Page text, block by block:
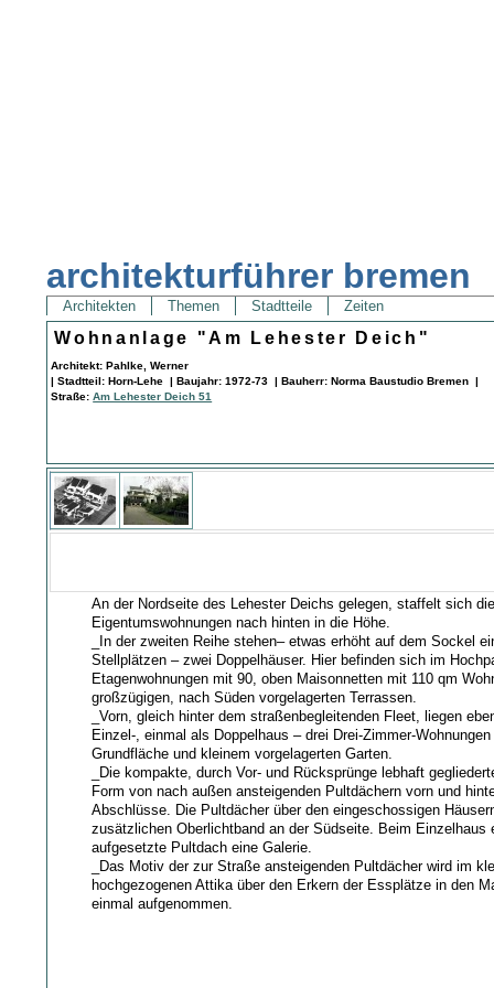
architekturführer bremen
Architekten Themen Stadtteile Zeiten
Wohnanlage "Am Lehester Deich"
Architekt: Pahlke, Werner
| Stadtteil: Horn-Lehe | Baujahr: 1972-73 | Bauherr: Norma Baustudio Bremen |
Straße:Am Lehester Deich 51
An der Nordseite des Lehester Deichs gelegen, staffelt sich
Eigentumswohnungen nach hinten in die Höhe.
_In der zweiten Reihe stehen– etwas erhöht auf dem Sockel
Stellplätzen – zwei Doppelhäuser. Hier befinden sich im
Etagenwohnungen mit 90, oben Maisonnetten mit 110 qm
großzügigen, nach Süden vorgelagerten Terrassen.
_Vorn, gleich hinter dem straßenbegleitenden Fleet, liegen
Einzel-, einmal als Doppelhaus – drei Drei-Zimmer-
Grundfläche und kleinem vorgelagerten Garten.
_Die kompakte, durch Vor- und Rücksprünge lebhaft
Form von nach außen ansteigenden Pultdächern vorn und
Abschlüsse. Die Pultdächer über den eingeschossigen
zusätzlichen Oberlichtband an der Südseite. Beim Einzelhaus
aufgesetzte Pultdach eine Galerie.
_Das Motiv der zur Straße ansteigenden Pultdächer wird im
hochgezogenen Attika über den Erkern der Essplätze in den
einmal aufgenommen.